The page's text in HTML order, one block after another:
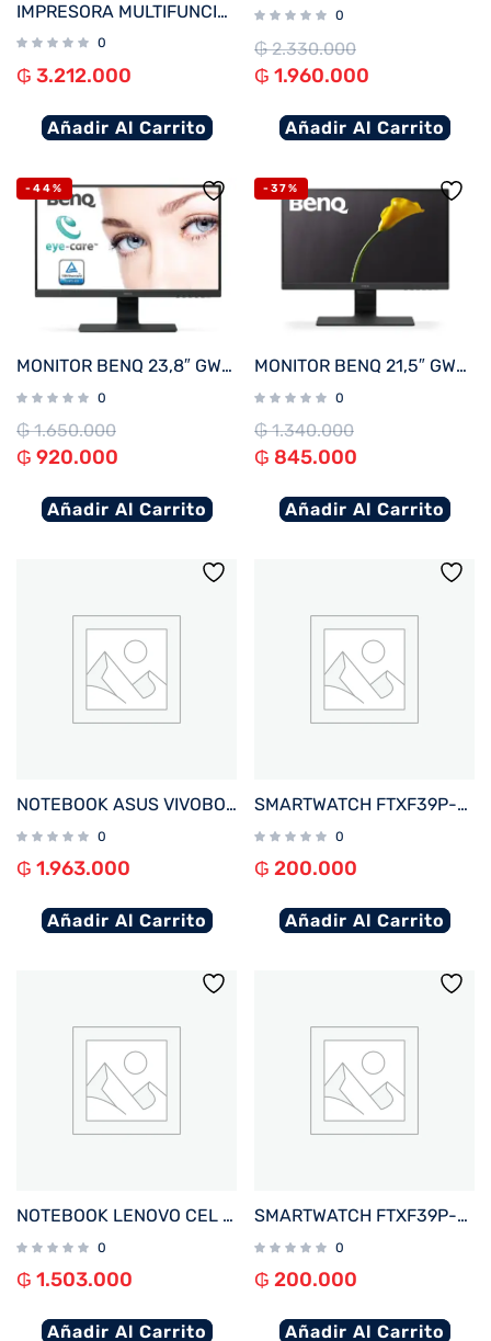
IMPRESORA MULTIFUNCIONAL EPSON M3170 ECOTANK RED O WIFI ADF USB BIVOLT
0
₲ 3.212.000
Añadir Al Carrito
0
₲2.330.000
₲ 1.960.000
Añadir Al Carrito
-44%
MONITOR BENQ 23,8″ GW2480
0
₲1.650.000
₲ 920.000
Añadir Al Carrito
-37%
MONITOR BENQ 21,5″ GW2283
0
₲1.340.000
₲ 845.000
Añadir Al Carrito
NOTEBOOK ASUS VIVOBOOK GO E510KA-EJ562W CEL 1.1%2F4%2F128EMMC%2FW11H%2F15.6%22FHD%2FNEGRO
0
₲ 1.963.000
Añadir Al Carrito
SMARTWATCH FTXF39P-RGPK 42MM ROSE GOLD%2FROSA ANDROID%2FIOS%2FBT%2FFREC. CARD%2FNOTIFICACIONES
0
₲ 200.000
Añadir Al Carrito
NOTEBOOK LENOVO CEL IDEAPAD 1 82LV0075US 1.1%2F4%2F128EMMC%2FW11S%2F14%22 HD%2FGRIS
0
₲ 1.503.000
Añadir Al Carrito
SMARTWATCH FTXF39P-RGOR 42MM ROSE GOLD%2FNARANJA ANDROID%2FIOS%2FBT%2FFREC. CARD%2FNOTIFICACIONES
0
₲ 200.000
Añadir Al Carrito